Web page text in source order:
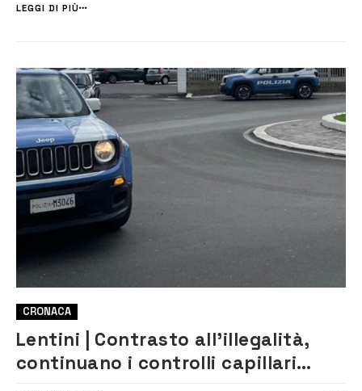
prodotti utilizzati per l’esercizio dell’attività. La respon...
LEGGI DI PIÙ
CRONACA
Lentini | Contrasto all’illegalità,
continuano i controlli capillari